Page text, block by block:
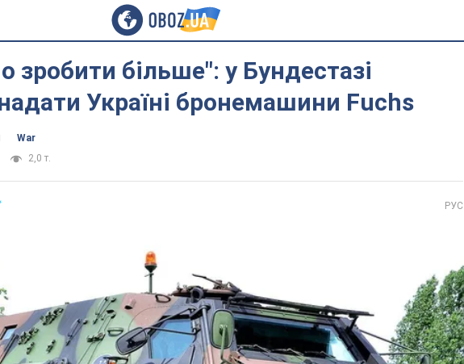
більше": у Бундестазі
Україні бронемашини Fuchs
War
2,0 т.
РУС